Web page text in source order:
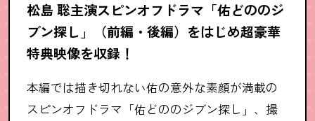
松島 聡主演スピンオフドラマ「佑どののジ
ブン探し」（前編・後編）をはじめ超豪華
特典映像を収録！
本編では描き切れない佑の意外な素顔が満載の
スピンオフドラマ「佑どののジブン探し」、撮